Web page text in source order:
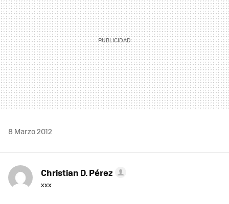
8 Marzo 2012
Christian D. Pérez
xxx